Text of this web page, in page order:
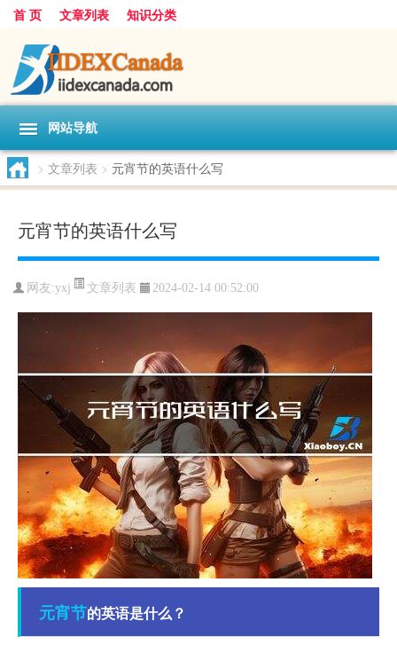
首 页 文章列表 知识分类
网站导航
> 文章列表 > 元宵节的英语什么写
元宵节的英语什么写
网友:yxj 文章列表 2024-02-14 00:52:00
元宵节的英语是什么？